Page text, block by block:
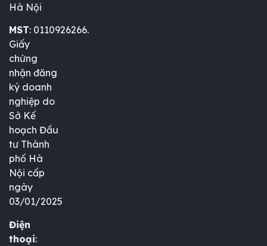
Hà Nội
MST: 0110926266.
Giấy
chứng
nhận đăng
ký doanh
nghiệp do
Sở Kế
hoạch Đầu
tư Thành
phố Hà
Nội cấp
ngày
03/01/2025
Điện
thoại: